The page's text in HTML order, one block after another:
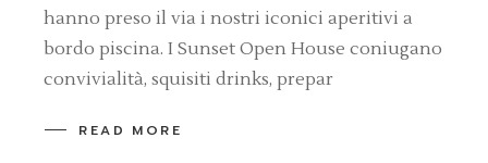
hanno preso il via i nostri iconici aperitivi a
bordo piscina. I Sunset Open House coniugano
convivialità, squisiti drinks, prepar
READ MORE